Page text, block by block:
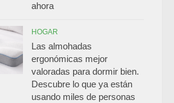
ahora
HOGAR
Las almohadas
ergonómicas mejor
valoradas para dormir bien.
Descubre lo que ya están
usando miles de personas